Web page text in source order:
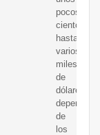
pocos
cientos
hasta
varios
miles
de
dólares,
de
los